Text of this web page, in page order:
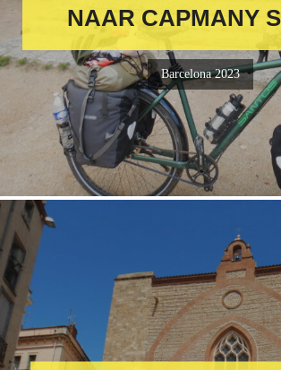
NAAR CAPMANY
Barcelona 2023